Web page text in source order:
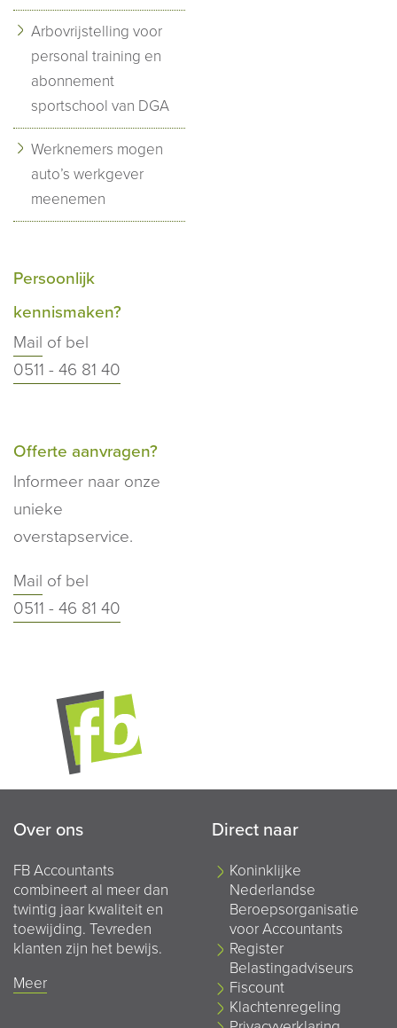
Arbovrijstelling voor
personal training en
abonnement
sportschool van DGA
Werknemers mogen
auto’s werkgever
meenemen
Persoonlijk
kennismaken?
Mail of bel
0511 - 46 81 40
Offerte aanvragen?
Informeer naar onze
unieke
overstapservice.
Mail of bel
0511 - 46 81 40
Over ons
FB Accountants
combineert al meer dan
twintig jaar kwaliteit en
toewijding. Tevreden
klanten zijn het bewijs.
Meer
Direct naar
Koninklijke
Nederlandse
Beroepsorganisatie
voor Accountants
Register
Belastingadviseurs
Fiscount
Klachtenregeling